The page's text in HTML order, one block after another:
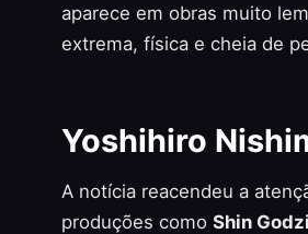
aparece em obras muito
extrema, física e cheia de
Yoshihiro
A notícia reacendeu a
produções como Shin